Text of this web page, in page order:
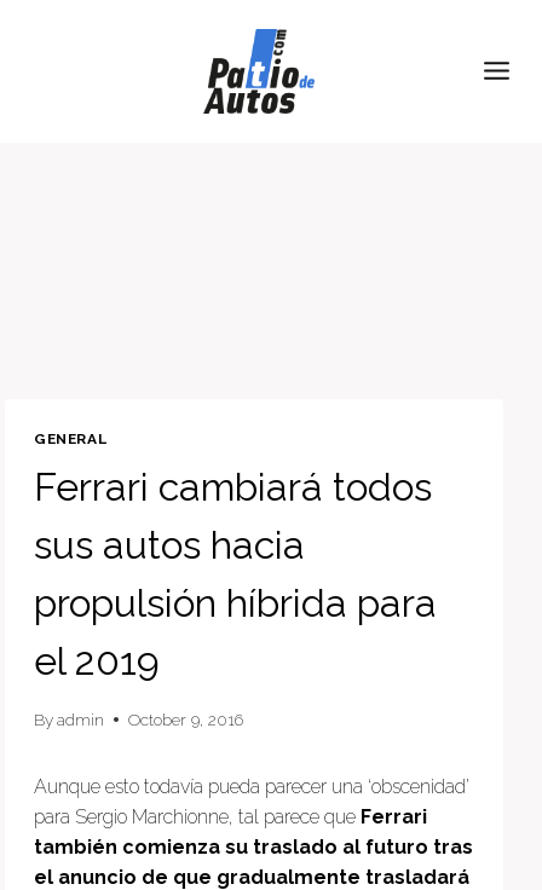
GENERAL
Ferrari cambiará todos
sus autos hacia
propulsión híbrida para
el 2019
Byadmin October 9, 2016
Aunque esto todavía pueda parecer una ‘obscenidad’
para Sergio Marchionne, tal parece que Ferrari
también comienza su traslado al futuro tras
el anuncio de que gradualmente trasladará